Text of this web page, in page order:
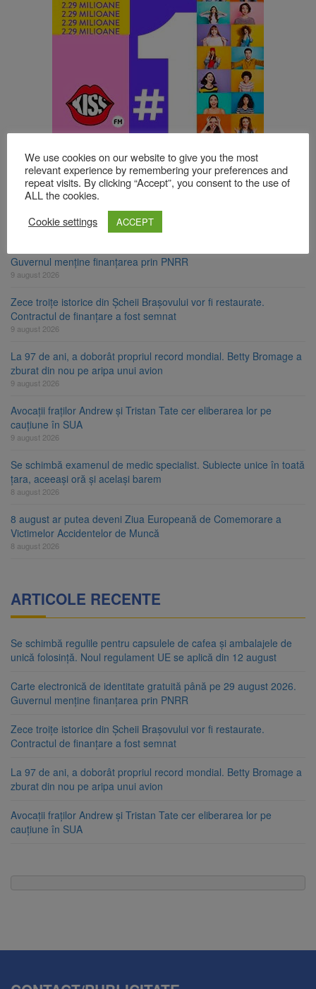
TOP ȘTIRI
Se schimbă regulile pentru capsulele de cafea și ambalajele de
unică folosință. Noul regulament UE se aplică din 12 august
9 august 2026
Guvernul menține finanțarea prin PNRR
9 august 2026
Zece troițe istorice din Șcheii Brașovului vor fi restaurate.
Contractul de finanțare a fost semnat
9 august 2026
La 97 de ani, a doborât propriul record mondial. Betty Bromage a
zburat din nou pe aripa unui avion
9 august 2026
Avocații fraților Andrew și Tristan Tate cer eliberarea lor pe
cauțiune în SUA
9 august 2026
Se schimbă examenul de medic specialist. Subiecte unice în toată
țara, aceeași oră și același barem
8 august 2026
8 august ar putea deveni Ziua Europeană de Comemorare a
Victimelor Accidentelor de Muncă
8 august 2026
ARTICOLE RECENTE
Se schimbă regulile pentru capsulele de cafea și ambalajele de
unică folosință. Noul regulament UE se aplică din 12 august
Carte electronică de identitate gratuită până pe 29 august 2026.
Guvernul menține finanțarea prin PNRR
Zece troițe istorice din Șcheii Brașovului vor fi restaurate.
Contractul de finanțare a fost semnat
La 97 de ani, a doborât propriul record mondial. Betty Bromage a
zburat din nou pe aripa unui avion
Avocații fraților Andrew și Tristan Tate cer eliberarea lor pe
cauțiune în SUA
We use cookies on our website to give you the most
relevant experience by remembering your preferences and
repeat visits. By clicking “Accept”, you consent to the use of
ALL the cookies.
Cookie settings
ACCEPT